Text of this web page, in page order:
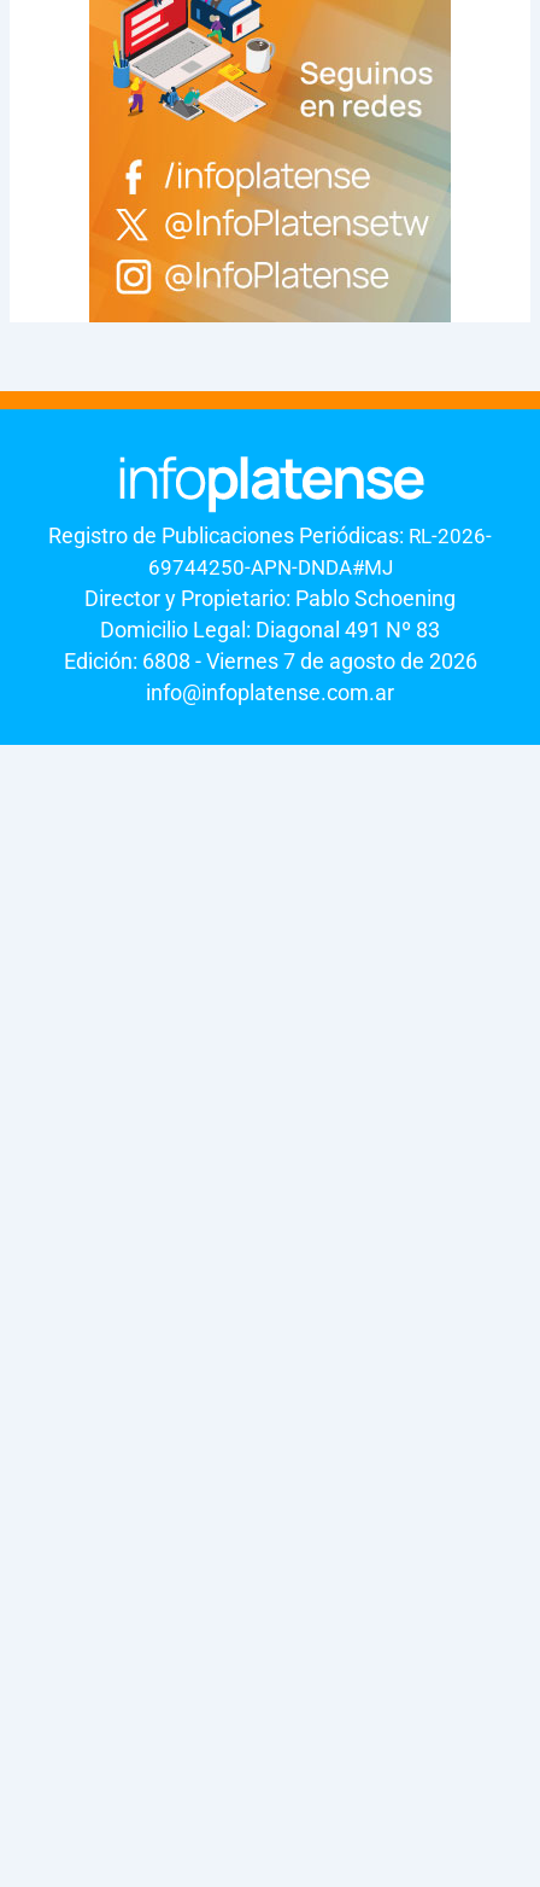
Registro de Publicaciones Periódicas: RL-2026-
69744250-APN-DNDA#MJ
Director y Propietario: Pablo Schoening
Domicilio Legal: Diagonal 491 Nº 83
Edición: 6808 - Viernes 7 de agosto de 2026
info@infoplatense.com.ar